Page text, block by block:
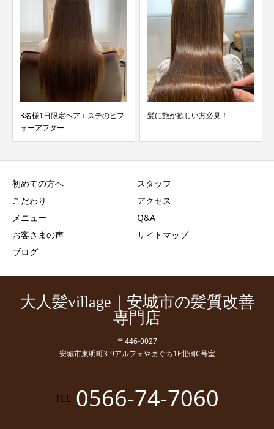
髪に艶が欲しい方必見！ 自己紹介
初めての方へ
こだわり
メニュー
お客さまの声
ブログ
スタッフ
アクセス
Q&A
サイトマップ
大人髪village｜安城市の髪質改善
専門店
〒446-0027
安城市東明町3-9アルフェやまぐち1F北側C号室
TEL 0566-74-7060